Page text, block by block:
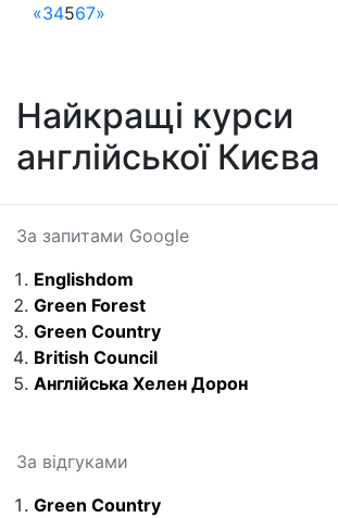
«34567»
Найкращі курси
англійської Києва
За запитами Google
Englishdom
Green Forest
Green Country
British Council
Англійська Хелен Дорон
За відгуками
Green Country